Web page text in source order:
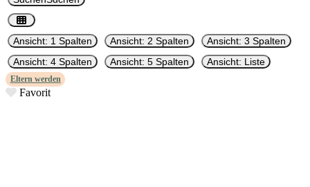
Ansicht: 1 Spalten Ansicht: 2 Spalten
Ansicht: 3 Spalten
Ansicht: 4 Spalten
Ansicht: 5 Spalten Ansicht: Liste
Eltern wer­den
Favorit